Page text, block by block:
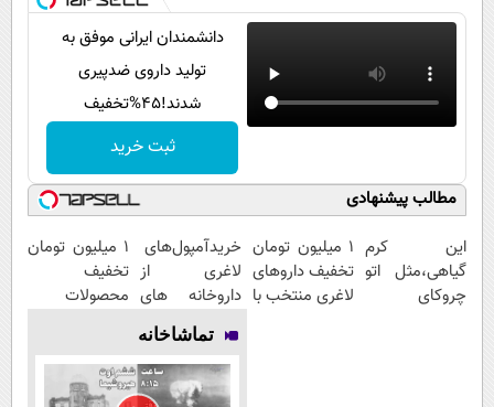
دانشمندان ایرانی موفق به
تولید داروی ضدپیری
شدند!45%تخفیف
ثبت خرید
مطالب پیشنهادی
این کرم
گیاهی،مثل اتو
چروکای
۱ میلیون تومان
تخفیف داروهای
لاغری منتخب با
خریدآمپول‌های
لاغری از
داروخانه های
اطرافت، ارسال
فوری همراه با
پک یخ!
۱ میلیون تومان
تخفیف
محصولات
شروع کاهش
وزن
تماشاخانه